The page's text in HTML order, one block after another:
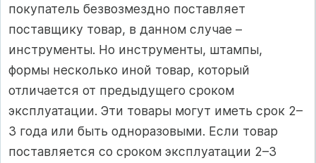
покупатель безвозмездно поставляет
поставщику товар, в данном случае –
инструменты. Но инструменты, штампы,
формы несколько иной товар, который
отличается от предыдущего сроком
эксплуатации. Эти товары могут иметь срок 2–
3 года или быть одноразовыми. Если товар
поставляется со сроком эксплуатации 2–3